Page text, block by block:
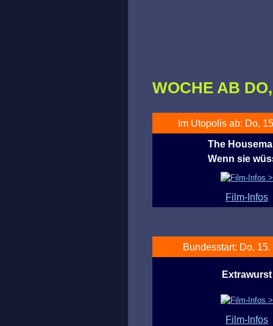
WOCHE AB
Im Utopolis ab: Do,
The
Wenn sie
Film-Infos
Bundesstart: Do,
Extrawurst
Film-Infos